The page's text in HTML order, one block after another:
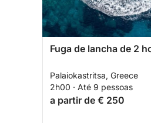
Fuga de lancha de 2
Palaiokastritsa, Greece
2h00 · Até 9 pessoas
a partir de € 250